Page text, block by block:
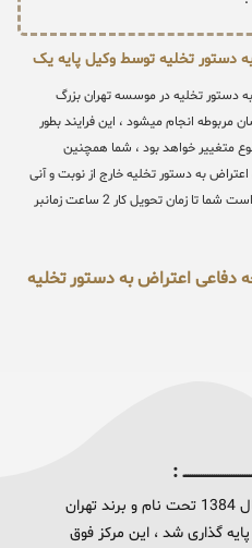
دستور تخلیه توسط وکیل پایه یک
دستور تخلیه در موسسه تهران بزرگ
انجام میشود ، این فرایند بطور
بر نوع موضوع متغییر خواهد بود ، شما همچنین
اعتراض به دستور تخلیه خارج از نوبت و آنی
استفاده نمایید که حداکثر از زمان ثبت درخواست شما تا زمان تحویل کار 2 ساعت زمانبر
دفاعی اعتراض به دستور تخلیه
:
مرکز تخصصی تهران بزرگ در سال 1384 تحت نام و برند تهران
گذاری شد ، این مرکز فوق